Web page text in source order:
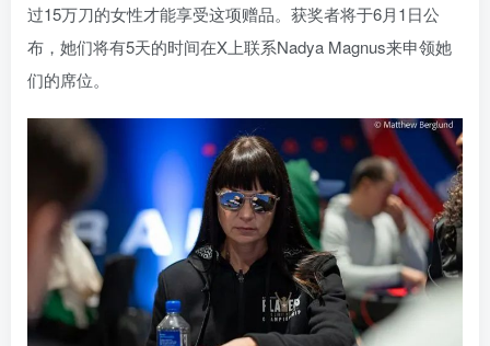
过15万刀的女性才能享受这项赠品。获奖者将于6月1日公
布，她们将有5天的时间在X上联系Nadya Magnus来申领她
们的席位。